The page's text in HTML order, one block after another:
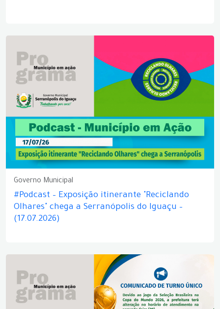
Governo Municipal
#Podcast – Exposição itinerante "Reciclando
Olhares" chega a Serranópolis do Iguaçu –
(17.07.2026)